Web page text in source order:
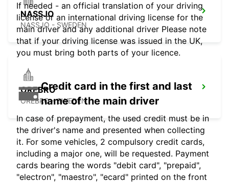
NASSJO
NASSJO - SWEDEN
OREBRO
OREBRO - SWEDEN
If needed - an official translation of your driving
license or an international driving license for the
main driver and any additional driver Please note
that if your driving license was issued in the UK,
you must bring both parts of your licence.
Credit card in the first and last
name of the main driver
In case of prepayment, the used credit must be in
the driver's name and presented when collecting
it. For some vehicles, 2 compulsory credit cards,
including a major one, will be requested. Payment
cards bearing the words "debit card", "prepaid",
"electron", "maestro", "ecard" printed on the front